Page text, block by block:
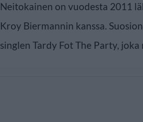
Neitokainen on vuodesta 2011
Kroy Biermannin kanssa.
singlen Tardy Fot The Party,